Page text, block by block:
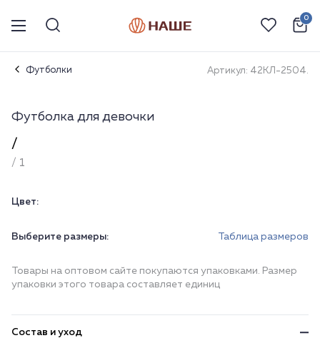
0
Футболки Артикул: 42КЛ-2504.
Футболка для девочки
/
/ 1
Цвет:
Выберите размеры: Таблица размеров
Товары на оптовом сайте покупаются упаковками. Размер
упаковки этого товара составляет единиц
Состав и уход